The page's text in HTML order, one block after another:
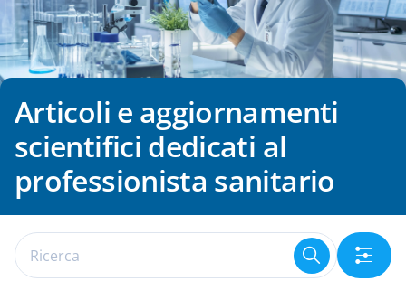
Articoli e aggiornamenti
scientifici dedicati al
professionista sanitario